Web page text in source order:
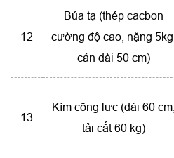
12
Búa tạ (thép cacbon
cường độ cao, nặng 5kg,
cán dài 50 cm)
13
Kìm cộng lực (dài 60 cm,
tải cắt 60 kg)